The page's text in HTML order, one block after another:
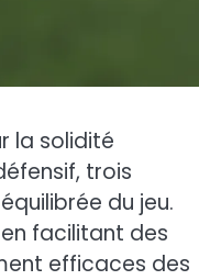
la solidité
trois
du jeu.
facilitant des
efficaces des